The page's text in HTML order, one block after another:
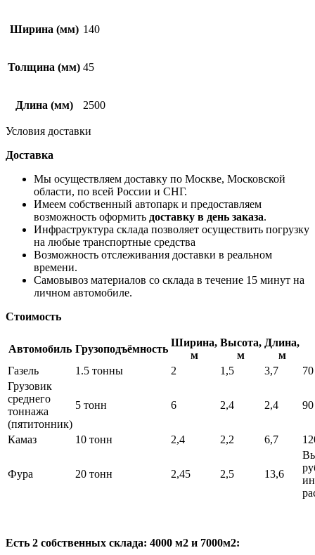
Ширина (мм) 140
Толщина (мм) 45
Длина (мм) 2500
Условия доставки
Доставка
Мы осуществляем доставку по Москве, Московской
области, по всей России и СНГ.
Имеем собственный автопарк и предоставляем
возможность оформить доставку в день заказа.
Инфраструктура склада позволяет осуществить погрузку
на любые транспортные средства
Возможность отслеживания доставки в реальном
времени.
Самовывоз материалов со склада в течение 15 минут на
личном автомобиле.
Стоимость
Автомобиль Грузоподъёмность
Ширина,
м
Высота,
м
Длина,
м
Газель
1.5 тонны 2 1,5 3,7
Грузовик
среднего
тоннажа
(пятитонник)
5 тонн 6 2,4 2,4
Камаз 10 тонн 2,4 2,2 6,7
Фура 20 тонн 2,45 2,5 13,6
Есть 2 собственных склада: 4000 м2 и 7000м2: